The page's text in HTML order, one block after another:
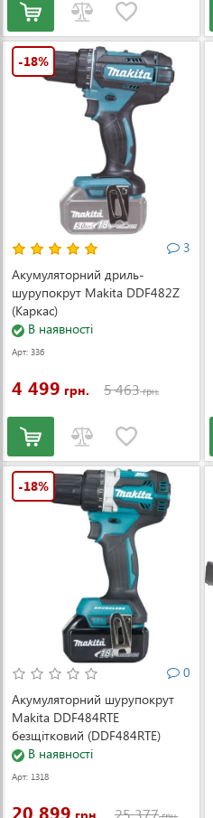
-18%
3
Акумуляторний дриль-
шурупокрут Makita DDF482Z
(Каркас)
В наявності
Арт: 336
4 499 грн. 5 463грн.
-18%
0
Акумуляторний шурупокрут
Makita DDF484RTE
безщітковий (DDF484RTE)
В наявності
Арт: 1318
20 899 25 377